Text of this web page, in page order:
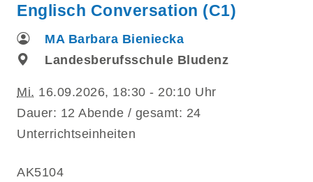
Englisch Conversation (C1)
MA Barbara Bieniecka
Landesberufsschule Bludenz
Mi. 16.09.2026, 18:30 - 20:10 Uhr
Dauer: 12 Abende / gesamt: 24
Unterrichtseinheiten
AK5104